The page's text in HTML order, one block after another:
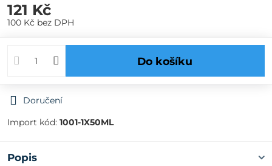
121 Kč
100 Kč bez DPH
Do košíku
Doručení
Import kód: 1001-1X50ML
Popis